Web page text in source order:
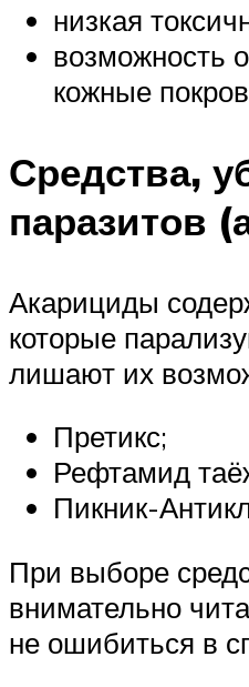
низкая
возможность
кожные
Средства,
паразитов
Акарициды
которые
лишают их
Претикс;
Рефтамид
Пикник-
При выборе
внимательно
не ошибиться в